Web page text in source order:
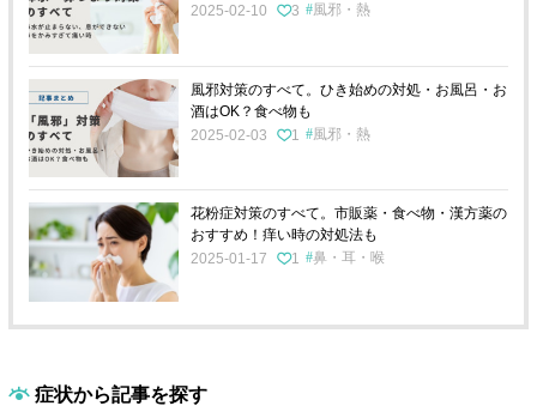
2025-02-10
3 風邪・熱
風邪対策のすべて。ひき始めの対処・お風呂・お
酒はOK？食べ物も
2025-02-03
1 風邪・熱
花粉症対策のすべて。市販薬・食べ物・漢方薬の
おすすめ！痒い時の対処法も
2025-01-17
1 鼻・耳・喉
症状から記事を探す